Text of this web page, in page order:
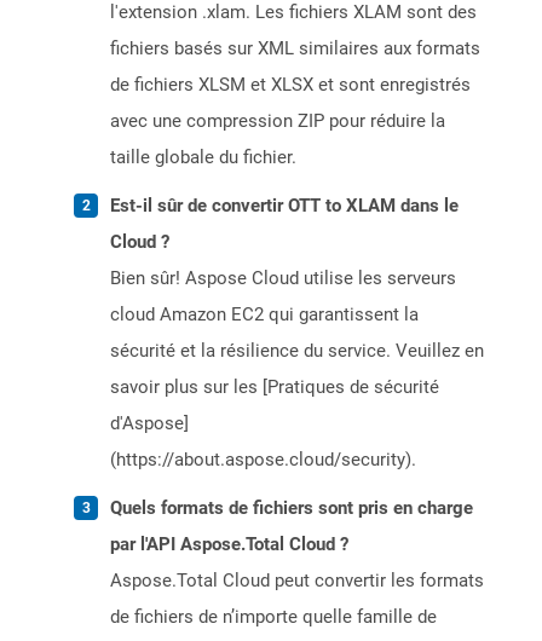
l'extension .xlam. Les fichiers XLAM sont des
fichiers basés sur XML similaires aux formats
de fichiers XLSM et XLSX et sont enregistrés
avec une compression ZIP pour réduire la
taille globale du fichier.
Est-il sûr de convertir OTT to XLAM dans le
Cloud ?
Bien sûr! Aspose Cloud utilise les serveurs
cloud Amazon EC2 qui garantissent la
sécurité et la résilience du service. Veuillez en
savoir plus sur les [Pratiques de sécurité
d'Aspose]
(https://about.aspose.cloud/security).
Quels formats de fichiers sont pris en charge
par l'API Aspose.Total Cloud ?
Aspose.Total Cloud peut convertir les formats
de fichiers de n’importe quelle famille de